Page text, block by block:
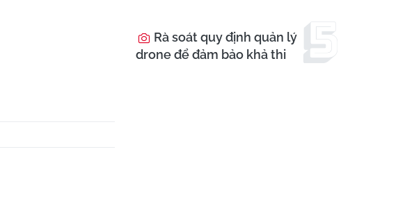
Rà soát quy định quản lý
drone để đảm bảo khả thi